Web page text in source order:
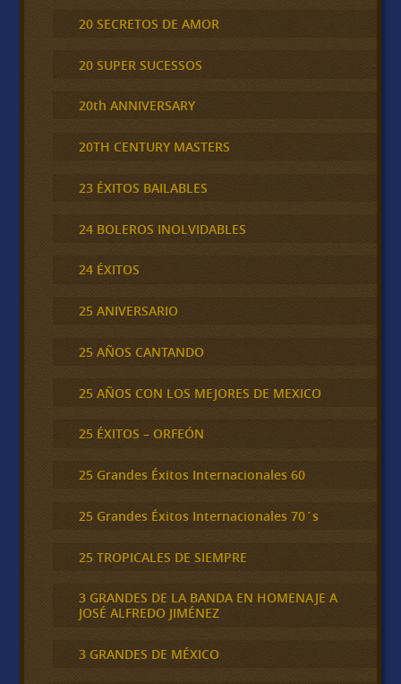
20 SECRETOS DE AMOR
20 SUPER SUCESSOS
20th ANNIVERSARY
20TH CENTURY MASTERS
23 ÉXITOS BAILABLES
24 BOLEROS INOLVIDABLES
24 ÉXITOS
25 ANIVERSARIO
25 AÑOS CANTANDO
25 AÑOS CON LOS MEJORES DE MEXICO
25 ÉXITOS – ORFEÓN
25 Grandes Éxitos Internacionales 60
25 Grandes Éxitos Internacionales 70´s
25 TROPICALES DE SIEMPRE
3 GRANDES DE LA BANDA EN HOMENAJE A
JOSÉ ALFREDO JIMÉNEZ
3 GRANDES DE MÉXICO